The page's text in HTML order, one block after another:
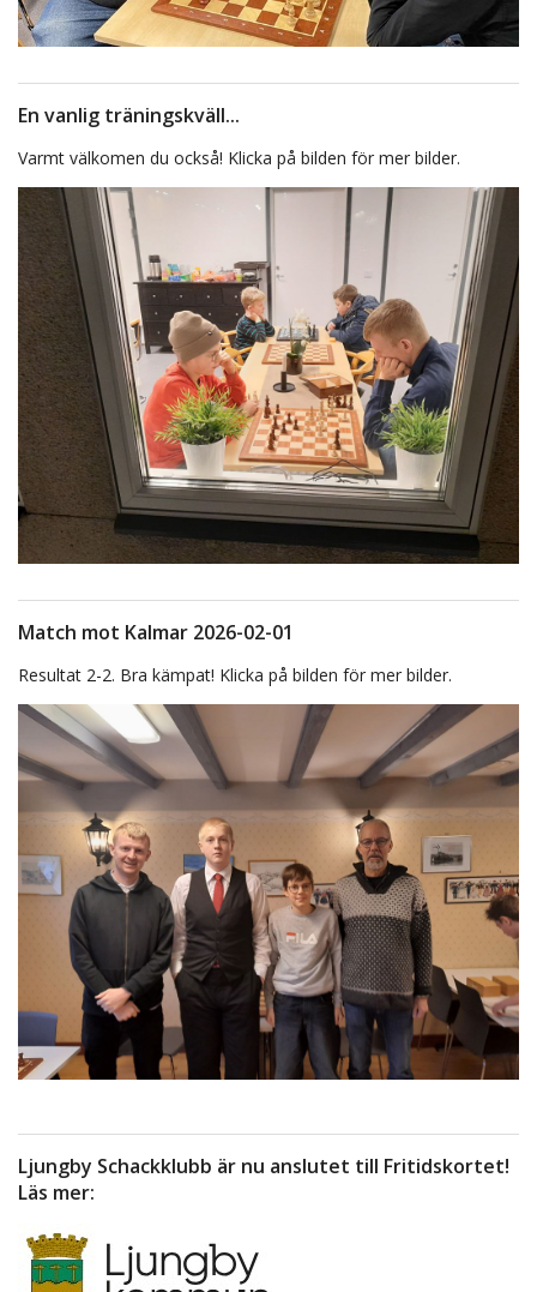
En vanlig träningskväll...
Varmt välkomen du också! Klicka på bilden för mer bilder.
Match mot Kalmar 2026-02-01
Resultat 2-2. Bra kämpat! Klicka på bilden för mer bilder.
Ljungby Schackklubb är nu anslutet till Fritidskortet!
Läs mer: